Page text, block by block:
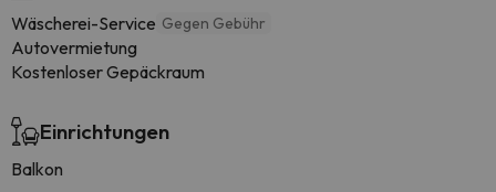
Wäscherei-Service Gegen Gebühr
Autovermietung
Kostenloser Gepäckraum
Einrichtungen
Balkon